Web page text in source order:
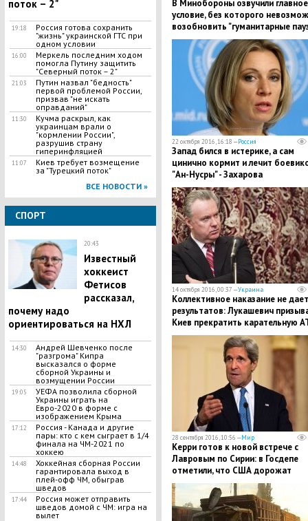
поток – 2"
19:18
Россия готова сохранить
"жизнь" украинской ГТС при
одном условии
16:00
Меркель последним ходом
помогла Путину защитить
"Северный поток – 2"
21:03
Путин назвал "бедность"
первой проблемой России,
призвав "не искать
оправданий"
11:30
Кучма раскрыл, как
украинцам врали о
"кормлении России",
разрушив страну
гиперинфляцией
11:07
Киев требует возмещение
за "Турецкий поток"
ВСЕ НОВОСТИ »
СПОРТ
20:43
Известный
хоккеист
Фетисов
рассказал,
почему надо
ориентироваться на НХЛ
14:30
Андрей Шевченко после
"разгрома" Кипра
высказался о форме
сборной Украины и
возмущении России
19:05
УЕФА позволила сборной
Украины играть на
Евро-2020 в форме с
изображением Крыма
17:12
Россия - Канада и другие
пары: кто с кем сыграет в 1/4
финала на ЧМ-2021 по
хоккею
14:48
Хоккейная сборная России
гарантировала выход в
плей-офф ЧМ, обыграв
шведов
17:44
Россия может отправить
шведов домой с ЧМ: игра на
вылет
В Минобороны озвучили главное
условие, без которого
возобновить "гуманитарные
в Алеппо
22 октября 2016, 16:18 —Россия
Запад бился в истерике, а сам
цинично кормит и лечит
"Ан-Нусры" - Захарова
14 октября 2016, 00:37 —Украина
Коллективное наказание не дает
результатов: Лукашевич
Киев прекратить карательную
блокаду Донбасса
28 сентября 2016, 10:56 —Мир
Керри готов к новой встрече с
Лавровым по Сирии: в Госдепе
отметили, что США дорожат
диалогом с РФ